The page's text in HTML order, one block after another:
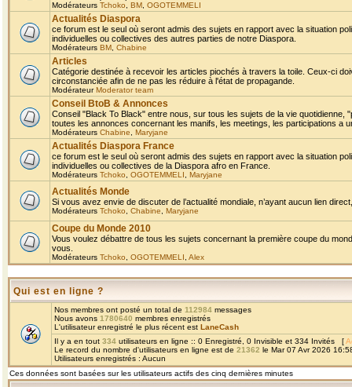
Modérateurs Tchoko BM OGOTEMMELI
Actualités Diaspora
ce forum est le seul où seront admis des sujets en rapport avec la situation
individuelles ou collectives des autres parties de notre Diaspora.
Modérateurs BM Chabine
Articles
Catégorie destinée à recevoir les articles piochés à travers la toile. Ceux-ci
circonstanciée afin de ne pas les réduire à l'état de propagande.
ModérateurModerator team
Conseil BtoB & Annonces
Conseil "Black To Black" entre nous, sur tous les sujets de la vie
toutes les annonces concernant les manifs, les meetings, les participations a
Modérateurs Chabine Maryjane
Actualités Diaspora France
ce forum est le seul où seront admis des sujets en rapport avec la situation
individuelles ou collectives de la Diaspora afro en France.
Modérateurs Tchoko OGOTEMMELI Maryjane
Actualités Monde
Si vous avez envie de discuter de l’actualité mondiale, n’ayant aucun lien
Modérateurs Tchoko Chabine Maryjane
Coupe du Monde 2010
Vous voulez débattre de tous les sujets concernant la première coupe du
vous.
Modérateurs Tchoko OGOTEMMELI Alex
Qui est en ligne ?
Nos membres ont posté un total de 112984 messages
Nous avons 1780640 membres enregistrés
L'utilisateur enregistré le plus récent est LaneCash
Il y a en tout 334 utilisateurs en ligne :: 0 Enregistré, 0 Invisible et 334 Invités [
Le record du nombre d'utilisateurs en ligne est de 21362 le Mar 07 Avr 2026
Utilisateurs enregistrés : Aucun
Ces données sont basées sur les utilisateurs actifs des cinq dernières minutes